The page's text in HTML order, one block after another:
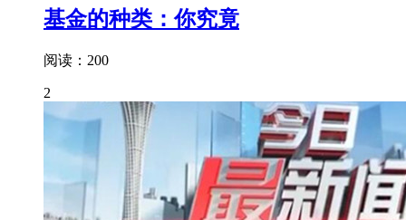
基金的种类：你究竟
阅读：200
2